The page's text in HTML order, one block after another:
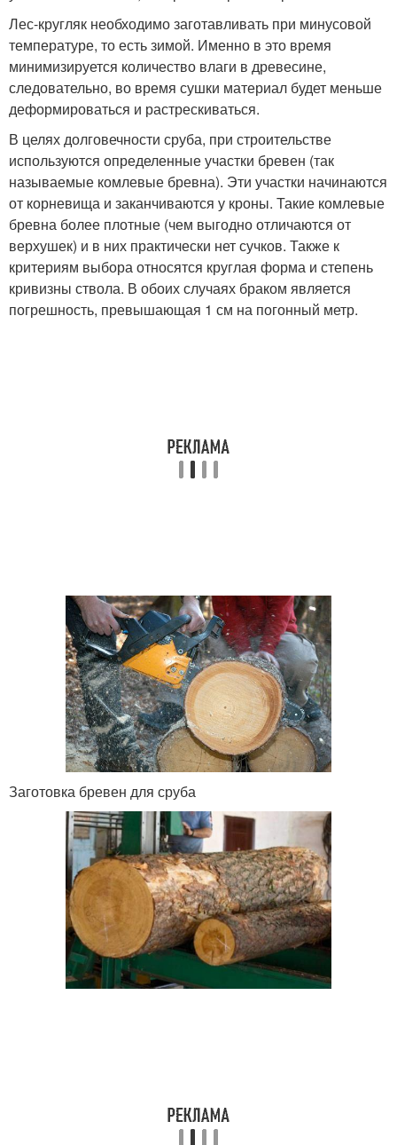
Лес-кругляк необходимо заготавливать при минусовой
температуре, то есть зимой. Именно в это время
минимизируется количество влаги в древесине,
следовательно, во время сушки материал будет меньше
деформироваться и растрескиваться.
В целях долговечности сруба, при строительстве
используются определенные участки бревен (так
называемые комлевые бревна). Эти участки начинаются
от корневища и заканчиваются у кроны. Такие комлевые
бревна более плотные (чем выгодно отличаются от
верхушек) и в них практически нет сучков. Также к
критериям выбора относятся круглая форма и степень
кривизны ствола. В обоих случаях браком является
погрешность, превышающая 1 см на погонный метр.
Заготовка бревен для сруба